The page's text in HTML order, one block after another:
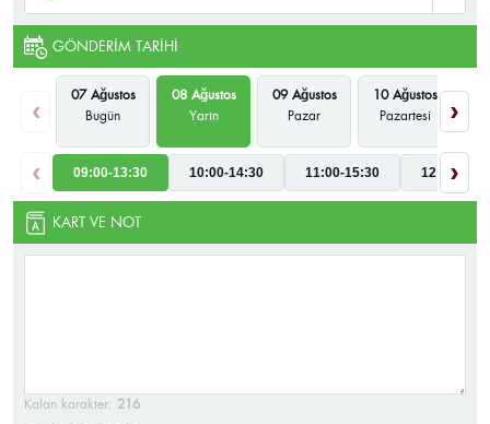
GÖNDERIM TARIHI
‹
07 Ağustos
Bugün
08 Ağustos
Yarın
09 Ağustos
Pazar
10 Ağustos
Pazartesi
›
‹ 09:00-13:30 10:00-14:30 11:00-15:30 12:00-
›
KART VE NOT
Kalan karakter: 216